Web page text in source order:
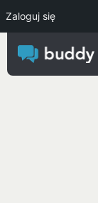
Zaloguj się